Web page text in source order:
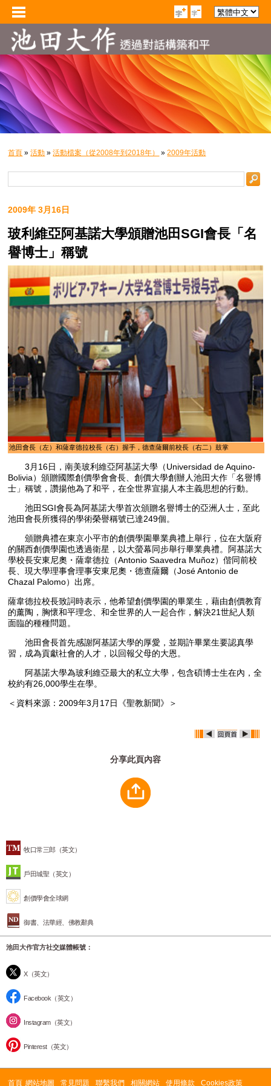
牧口常三郎（英文）
戶田城聖（英文）
創價學會全球網
御書、法華經、佛教辭典
池田大作官方社交媒體帳號：
X（英文）
Facebook（英文）
Instagram（英文）
Pinterest（英文）
首頁 »活動 »活動檔案（從2008年到2018年） »2009年活動
2009年 3月16日
玻利維亞阿基諾大學頒贈池田SGI會長「名
譽博士」稱號
池田會長（左）和薩韋德拉校長（右）握手，德查薩爾前校長（右二）鼓掌
3月16日，南美玻利維亞阿基諾大學（Universidad de Aquino-
Bolivia）頒贈國際創價學會會長、創價大學創辦人池田大作「名譽博
士」稱號，讚揚他為了和平，在全世界宣揚人本主義思想的行動。
池田SGI會長為阿基諾大學首次頒贈名譽博士的亞洲人士，至此
池田會長所獲得的學術榮譽稱號已達249個。
頒贈典禮在東京小平市的創價學園畢業典禮上舉行，位在大阪府
的關西創價學園也透過衛星，以大螢幕同步舉行畢業典禮。阿基諾大
學校長安東尼奧・薩韋德拉（Antonio Saavedra Muñoz）偕同前校
長、現大學理事會理事安東尼奧・德查薩爾（José Antonio de
Chazal Palomo）出席。
薩韋德拉校長致詞時表示，他希望創價學園的畢業生，藉由創價教育
的薰陶，胸懷和平理念、和全世界的人一起合作，解決21世紀人類
面臨的種種問題。
池田會長首先感謝阿基諾大學的厚愛，並期許畢業生要認真學
習，成為貢獻社會的人才，以回報父母的大恩。
阿基諾大學為玻利維亞最大的私立大學，包含碩博士生在內，全
校約有26,000學生在學。
＜資料來源：2009年3月17日《聖教新聞》＞
分享此頁內容
首頁 網站地圖 常見問題 聯繫我們 相關網站 使用條款 Cookies政策